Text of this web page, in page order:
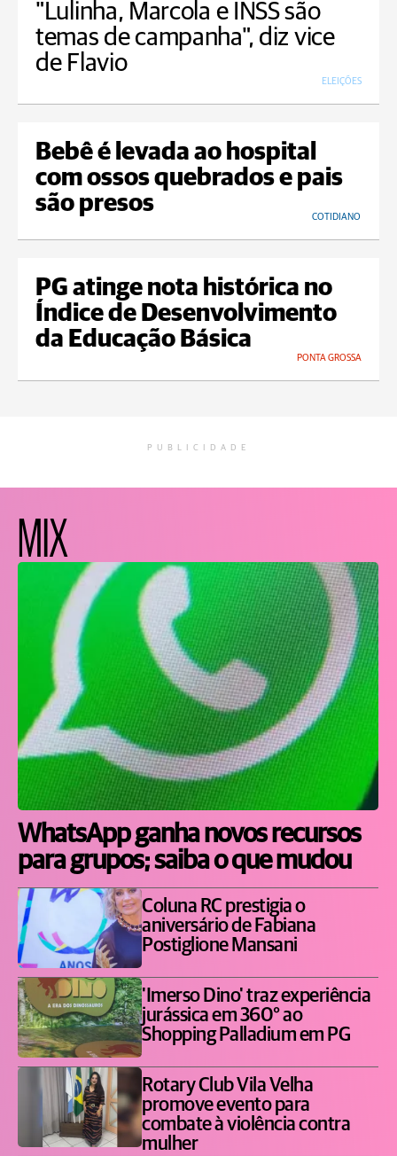
"Lulinha, Marcola e INSS são
temas de campanha", diz vice
de Flavio
ELEIÇÕES
Bebê é levada ao hospital
com ossos quebrados e pais
são presos
COTIDIANO
PG atinge nota histórica no
Índice de Desenvolvimento
da Educação Básica
PONTA GROSSA
PUBLICIDADE
MIX
WhatsApp ganha novos recursos
para grupos; saiba o que mudou
Coluna RC prestigia o
aniversário de Fabiana
Postiglione Mansani
'Imerso Dino' traz experiência
jurássica em 360° ao
Shopping Palladium em PG
Rotary Club Vila Velha
promove evento para
combate à violência contra
mulher